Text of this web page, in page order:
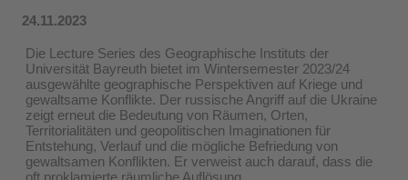
24.11.2023
Die Lecture Series des Geographische Instituts der
Universität Bayreuth bietet im Wintersemester 2023/24
ausgewählte geographische Perspektiven auf Kriege und
gewaltsame Konflikte. Der russische Angriff auf die Ukraine
zeigt erneut die Bedeutung von Räumen, Orten,
Territorialitäten und geopolitischen Imaginationen für
Entstehung, Verlauf und die mögliche Befriedung von
gewaltsamen Konflikten. Er verweist auch darauf, dass die
oft proklamierte räumliche Auflösung